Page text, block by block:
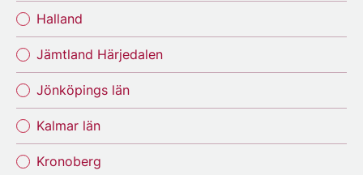
Halland
Jämtland Härjedalen
Jönköpings län
Kalmar län
Kronoberg